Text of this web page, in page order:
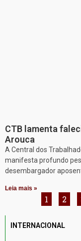
CTB lamenta
Arouca
A Central dos
manifesta profundo
desembargador
Leia mais »
1 2
INTERNACIONAL